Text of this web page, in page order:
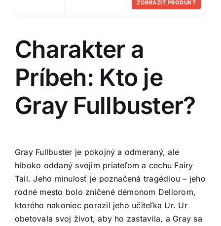
ZOBRAZIŤ PRODUKT
Charakter a
Príbeh: Kto je
Gray Fullbuster?
Gray Fullbuster je pokojný a odmeraný, ale
hlboko oddaný svojim priateľom a cechu Fairy
Tail. Jeho minulosť je poznačená tragédiou – jeho
rodné mesto bolo zničené démonom Deliorom,
ktorého nakoniec porazil jeho učiteľka Ur. Ur
obetovala svoj život, aby ho zastavila, a Gray sa